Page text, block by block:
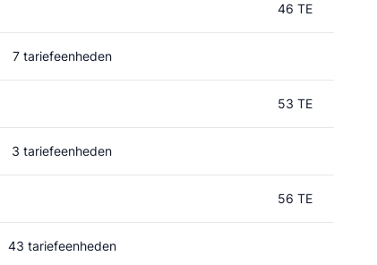
46 TE
7 tariefeenheden
53 TE
3 tariefeenheden
56 TE
43 tariefeenheden